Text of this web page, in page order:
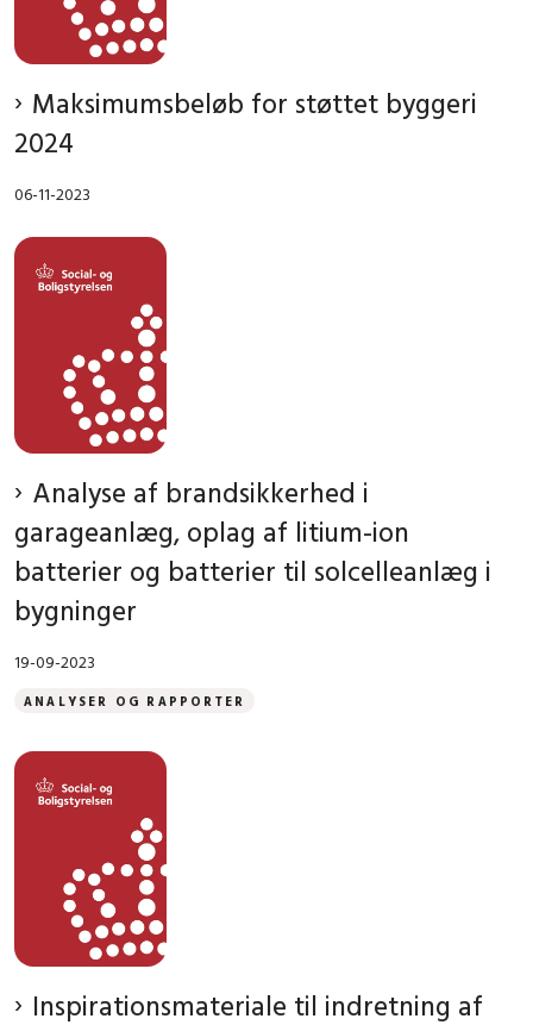
Maksimumsbeløb for støttet byggeri
2024
06-11-2023
Analyse af brandsikkerhed i
garageanlæg, oplag af litium-ion
batterier og batterier til solcelleanlæg i
bygninger
19-09-2023
ANALYSER OG RAPPORTER
Inspirationsmateriale til indretning af